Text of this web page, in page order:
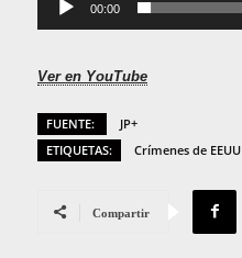
00:00
Ver en YouTube
FUENTE:
JP+
ETIQUETAS:
Crímenes de EEUU
Compartir